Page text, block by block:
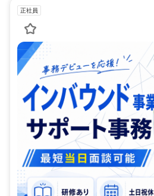
正社員